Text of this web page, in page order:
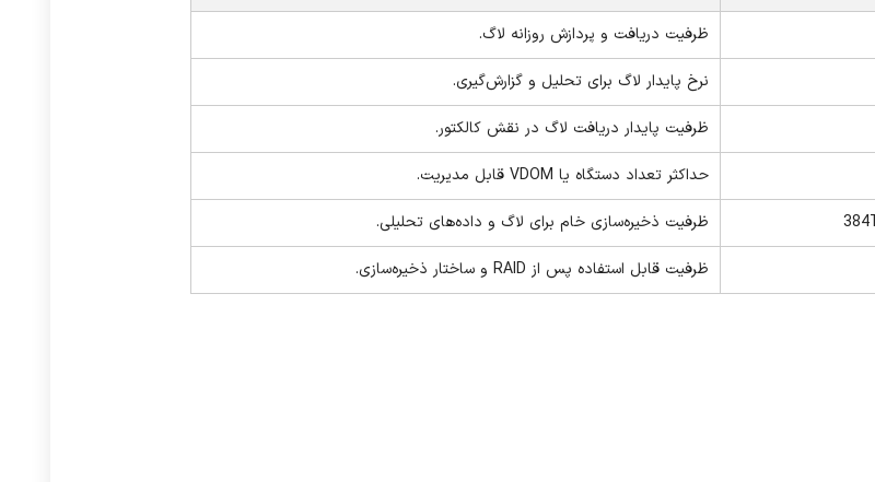
ظرفیت دریافت و پردازش روزانه لاگ.
نرخ پایدار لاگ برای تحلیل و گزارش‌گیری.
ظرفیت پایدار دریافت لاگ در نقش کالکتور.
حداکثر تعداد دستگاه یا VDOM قابل مدیریت.
ظرفیت ذخیره‌سازی خام برای لاگ و داده‌های تحلیلی.
ظرفیت قابل استفاده پس از RAID و ساختار ذخیره‌سازی.